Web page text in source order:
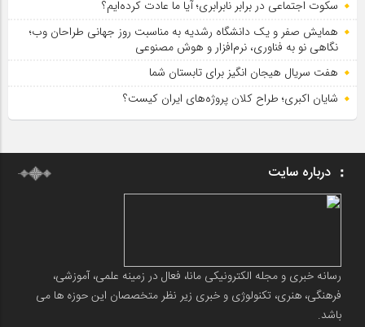
سکوت اجتماعی در برابر نابرابری؛ آیا ما عادت کرده‌ایم؟
همایش صفر و یک دانشگاه رشدیه به مناسبت روز جهانی طراحان وب؛
نگاهی نو به فناوری، نرم‌افزار و هوش مصنوعی
هفت سریال هیجان انگیز برای تابستان شما
شایان اکبری؛ طراح کلان پروژه‌های ایران کیست؟
درباره سایت
رسانه خبری و مجله الکترونیکی مانا، فعال در زمینه علمی، آموزشی،
فرهنگی، هنری، تکنولوژی و خبری زیر نظر متخصصان این حوزه ها می
باشد.